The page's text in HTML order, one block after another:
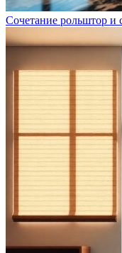
Сочетание рольштор и